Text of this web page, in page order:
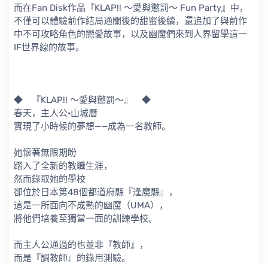
而在Fan Disk作品『KLAP!! ～愛與懲罰～ Fun Party』中，
不僅可以體驗前作結局通關後的甜蜜後續，還追加了與前作
中不可攻略角色的戀愛故事，以及幽魔們來到人界留學這一
IF世界線的故事。
◆ 『KLAP!! ～愛與懲罰～』 ◆
春天，主人公·山城曆
實現了小時候的夢想——成為一名教師。
她懷著無限期盼
踏入了全新的教職生涯，
然而錄取她的學校
卻位於日本第48個都道府縣『逢魔縣』，
這是一所面向不成熟的幽魔（UMA），
將他們培養至獨當一面的訓練學校。
而主人公通過的也並非『教師』，
而是『調教師』的錄用測驗。